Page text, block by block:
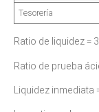
Tesorería
Ratio de liquidez =
Ratio de prueba
Liquidez inmediata